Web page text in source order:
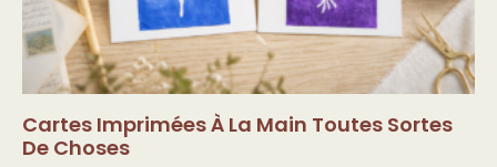
Cartes Imprimées À La Main Toutes Sortes
De Choses